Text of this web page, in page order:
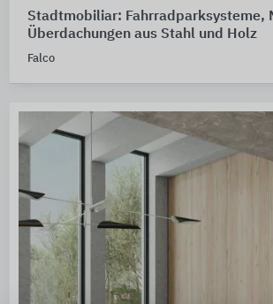
Stadtmobiliar: Fahrradparksysteme,
Überdachungen aus Stahl und Holz
Falco